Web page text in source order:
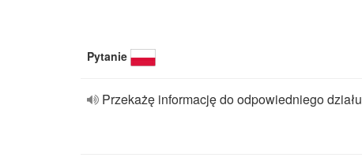
Pytanie
Przekażę informację do odpowiedniego działu